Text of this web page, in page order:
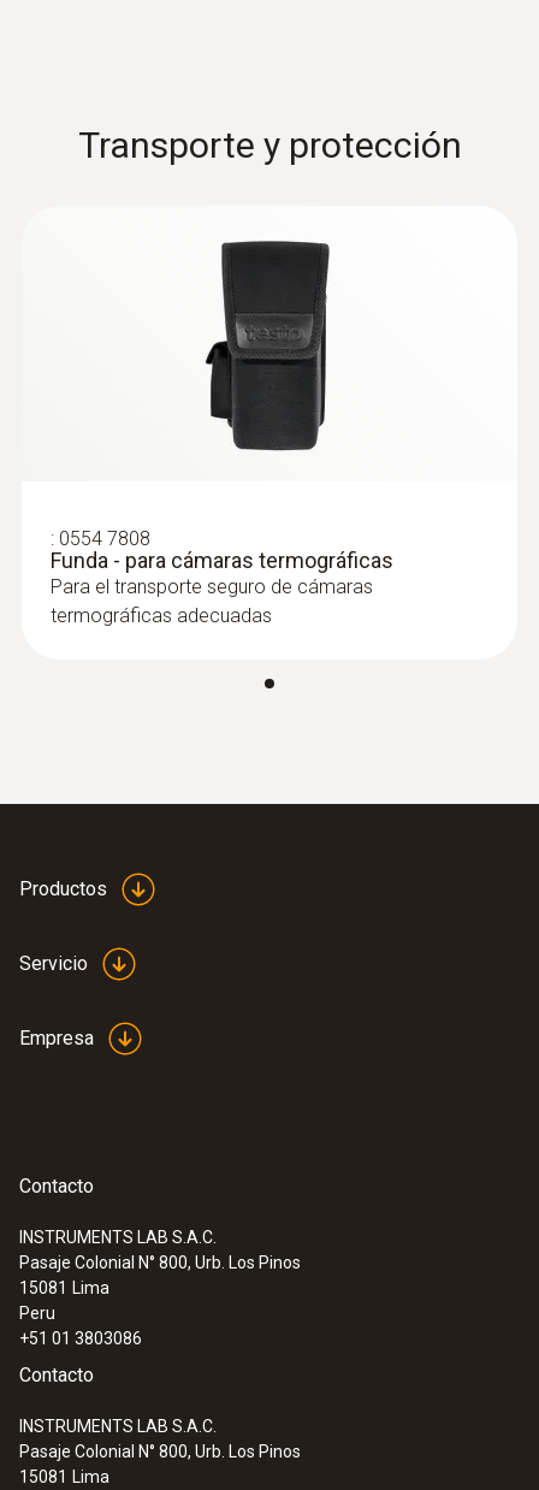
Transporte y protección
: 0554 7808
Funda - para cámaras termográficas
Para el transporte seguro de cámaras
termográficas adecuadas
Productos
Servicio
Empresa
Contacto
INSTRUMENTS LAB S.A.C.
Pasaje Colonial N° 800, Urb. Los Pinos
15081 Lima
Peru
+51 01 3803086
Contacto
INSTRUMENTS LAB S.A.C.
Pasaje Colonial N° 800, Urb. Los Pinos
15081 Lima